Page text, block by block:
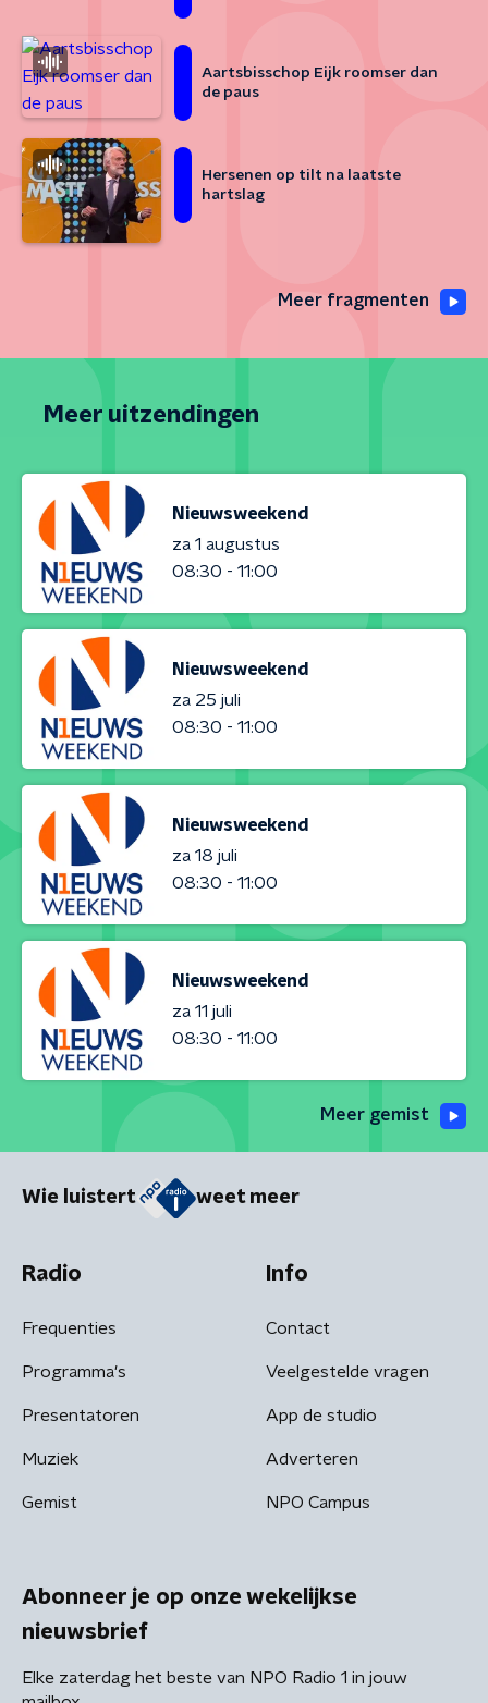
Aartsbisschop Eijk roomser dan
de paus
Hersenen op tilt na laatste
hartslag
Meer fragmenten
Meer uitzendingen
Nieuwsweekend
za 1 augustus
08:30 - 11:00
Nieuwsweekend
za 25 juli
08:30 - 11:00
Nieuwsweekend
za 18 juli
08:30 - 11:00
Nieuwsweekend
za 11 juli
08:30 - 11:00
Meer gemist
Wie luistert weet meer
Radio
Frequenties
Programma's
Presentatoren
Muziek
Gemist
Info
Contact
Veelgestelde vragen
App de studio
Adverteren
NPO Campus
Abonneer je op onze wekelijkse
nieuwsbrief
Elke zaterdag het beste van NPO Radio 1 in jouw